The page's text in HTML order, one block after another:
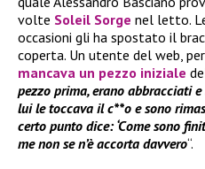
volte Soleil Sorge nel letto.
occasioni gli ha spostato il
coperta. Un utente del web,
mancava un pezzo iniziale
pezzo prima, erano abbracciati
lui le toccava il c**o e sono
certo punto dice: ‘Come sono
me non se n’è accorta davvero“.